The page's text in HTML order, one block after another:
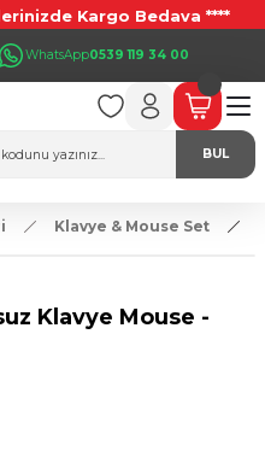
Kargo Bedava ****
WhatsApp0539 119 34 00
BUL
Klavye & Mouse Set
Klavye Mouse -